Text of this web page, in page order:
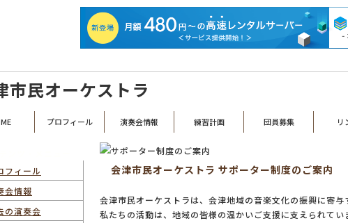
市民オーケストラ
プロフィール 演奏会情報 練習計画 団員募集 リ
会津市民オーケストラ サポーター制度のご案内
会津市民オーケストラは、会津地域の音楽文化の振興に寄与
私たちの活動は、地域の皆様の温かいご支援に支えられて
フィール
会情報
の演奏会